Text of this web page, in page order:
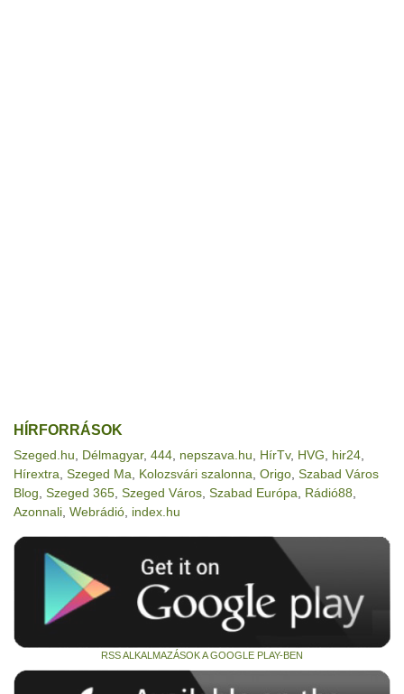
HÍRFORRÁSOK
Szeged.hu Délmagyar, 444 nepszava.hu HírTv, HVG hir24
Hírextra Szeged Ma Kolozsvári szalonna Origo Szabad Város
Blog Szeged 365 Szeged Város Szabad Európa Rádió88
Azonnali Webrádió index.hu
RSS ALKALMAZÁSOK A GOOGLE PLAY-BEN